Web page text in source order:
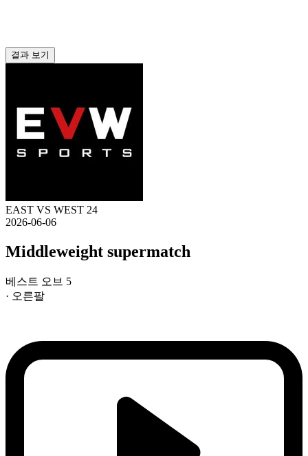
결과 보기
EAST VS WEST 24
2026-06-06
Middleweight supermatch
베스트 오브 5
· 오른팔